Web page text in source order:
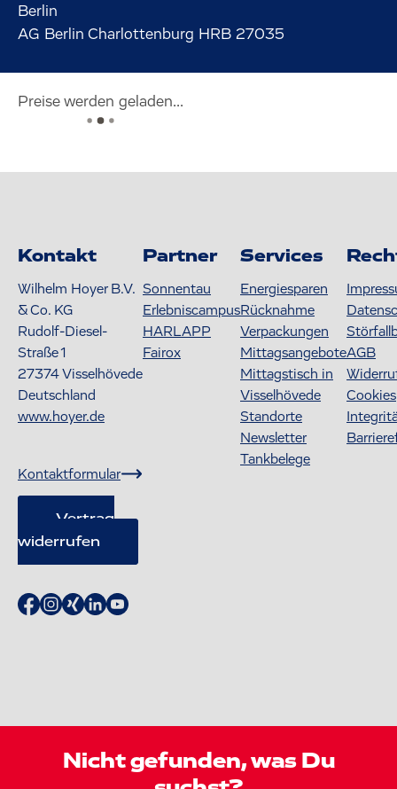
Berlin
AG Berlin Charlottenburg HRB 27035
Preise werden geladen...
Kontakt
Wilhelm Hoyer B.V.
& Co. KG
Rudolf-Diesel-
Straße 1
27374Visselhövede
Deutschland
www.hoyer.de
Kontaktformular
Vertrag
widerrufen
Partner
Sonnentau
Erlebniscampus
HARLAPP
Fairox
Services
Energiesparen
Rücknahme
Verpackungen
Mittagsangebote
Mittagstisch in
Visselhövede
Standorte
Newsletter
Tankbelege
AGB
Cookies
Nicht gefunden, was Du